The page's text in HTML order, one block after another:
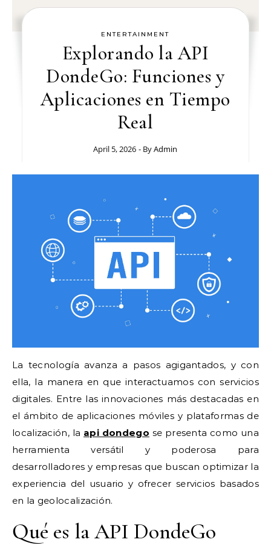
ENTERTAINMENT
Explorando la API
DondeGo: Funciones y
Aplicaciones en Tiempo
Real
April 5, 2026 - ByAdmin
La tecnología avanza a pasos agigantados, y con
ella, la manera en que interactuamos con servicios
digitales. Entre las innovaciones más destacadas en
el ámbito de aplicaciones móviles y plataformas de
localización, la api dondego se presenta como una
herramienta versátil y poderosa para
desarrolladores y empresas que buscan optimizar la
experiencia del usuario y ofrecer servicios basados
en la geolocalización.
Qué es la API DondeGo